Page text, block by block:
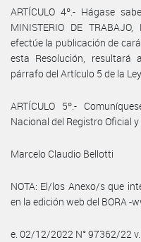
ARTÍCULO 4º.- Hágase
MINISTERIO DE
efectúe la publicación de
esta Resolución, resultará
párrafo del Artículo 5 de la
ARTÍCULO 5º.-
Nacional del Registro Oficial y
Marcelo Claudio Bellotti
NOTA: El/los Anexo/s que
en la edición web del BORA -
e. 02/12/2022 N° 97362/22